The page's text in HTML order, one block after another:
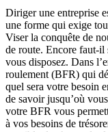
Diriger une entreprise
une forme qui exige
Viser la conquête de
de route. Encore faut-il
vous disposez. Dans
roulement (BFR) qui
quel sera votre besoin
de savoir jusqu’où
votre BFR vous
à vos besoins de